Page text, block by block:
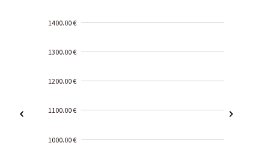
1400.00 €
1300.00 €
1200.00 €
1100.00 €
1000.00 €